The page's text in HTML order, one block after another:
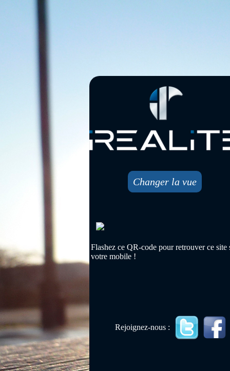
Changer la vue
Flashez ce QR-code pour retrouver ce site
votre mobile !
Rejoignez-nous :